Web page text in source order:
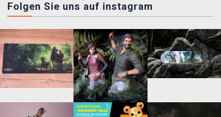
Folgen Sie uns auf instagram